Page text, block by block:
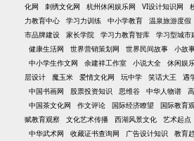
化网
刺绣文化网 杭州休闲娱乐网 VI设计知识网
力教育中心
学习力训练 中小学教育 温泉旅游度假
市品牌建设
家长学院 学习力教育智库 学习型城市
健康生活网
世界营销策划网 世界民间故事 小故
中小学生作文网
余建祥工作室 小说大全 休闲娱
层设计
魔玉米 爱情文化网 玩中学 笑话大王 遇
中国书画网
股票投资知识 思维谷 中华人物谱
中国茶文化网
作文评论 国际经济瞭望 国际教育
赋教育观察
文化艺术传播 西湖风景文化 艺术起点
中华武术网
收藏证书查询网 广告设计知识 教育